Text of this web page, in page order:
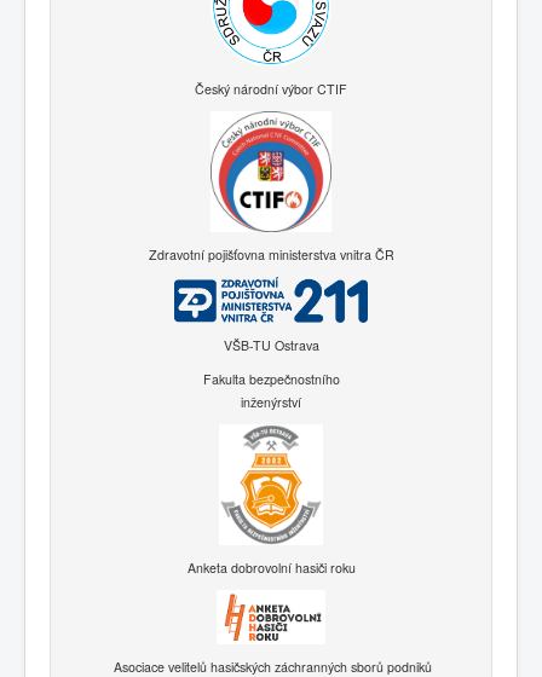
Český národní výbor CTIF
Zdravotní pojišťovna ministerstva vnitra ČR
VŠB-TU Ostrava
Fakulta bezpečnostního
inženýrství
Anketa dobrovolní hasiči roku
Asociace velitelů hasičských záchranných sborů podniků